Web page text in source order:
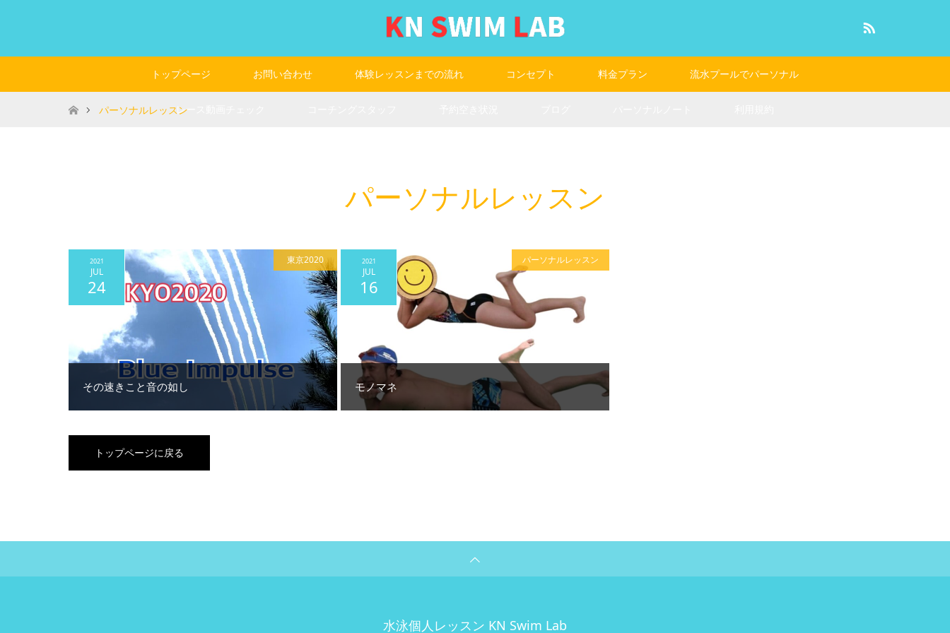
トップページ お問い合わせ 体験レッスンまでの流れ コンセプト 料金プラン 流水プールでパーソナル
レース動画チェック
ホームパーソナルレッスン
パーソナルレッスン
その速きこと音の如し
2021
JUL
24
東京2020
モノマネ
2021
JUL
16
パーソナルレッスン
トップページに戻る
水泳個人レッスン KN Swim Lab